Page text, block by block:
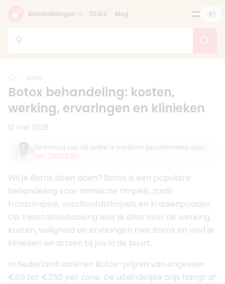
Behandelingen DEALS Blog
Home
Botox
Botox behandeling: kosten,
werking, ervaringen en klinieken
12 mei 2026
De inhoud van dit artikel is medisch gecontroleerd door:
Drs. Talat Kara
Wil je Botox laten doen? Botox is een populaire
behandeling voor mimische rimpels, zoals
fronsrimpels, voorhoofdsrimpels en kraaienpootjes.
Op Injectablesbooking lees je alles over de werking,
kosten, veiligheid en ervaringen met Botox én vind je
klinieken en artsen bij jou in de buurt.
In Nederland variëren Botox-prijzen van ongeveer
€65 tot €250 per zone. De uiteindelijke prijs hangt af